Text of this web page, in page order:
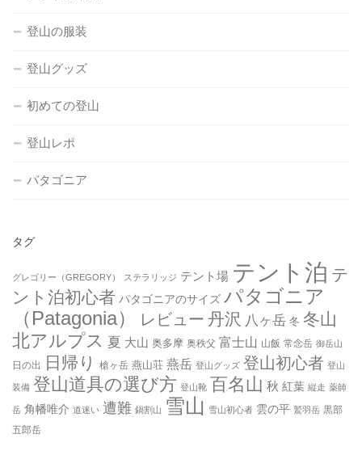
登山の服装
登山グッズ
初めての登山
登山レポ
パタゴニア
タグ
グレゴリー（GREGORY） ステラリッジ テント場 テント泊 テ
ント泊初心者 パタゴニアのサイズ パタゴニア
（Patagonia）
レビュー 丹沢 八ヶ岳 冬 冬山
北アルプス 夏 大山 奥多摩 奥秩父 富士山 山飯 常念岳 御岳山
日の出 日帰り 槍ヶ岳 燕山荘 燕岳 登山グッズ 登山初心者 登山
装備 登山道具の選び方 登山靴 百名山 秋 紅葉 縦走 薬師
岳 角幡唯介 道迷い 遭難 鍋割山 雪山 雪山初心者 雲の平 鷲羽岳 黒部
五郎岳